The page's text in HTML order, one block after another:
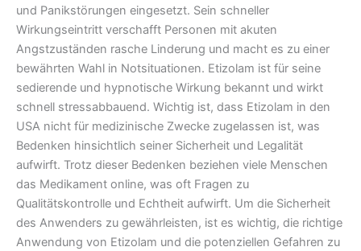
und Panikstörungen eingesetzt. Sein schneller
Wirkungseintritt verschafft Personen mit akuten
Angstzuständen rasche Linderung und macht es zu einer
bewährten Wahl in Notsituationen. Etizolam ist für seine
sedierende und hypnotische Wirkung bekannt und wirkt
schnell stressabbauend. Wichtig ist, dass Etizolam in den
USA nicht für medizinische Zwecke zugelassen ist, was
Bedenken hinsichtlich seiner Sicherheit und Legalität
aufwirft. Trotz dieser Bedenken beziehen viele Menschen
das Medikament online, was oft Fragen zu
Qualitätskontrolle und Echtheit aufwirft. Um die Sicherheit
des Anwenders zu gewährleisten, ist es wichtig, die richtige
Anwendung von Etizolam und die potenziellen Gefahren zu